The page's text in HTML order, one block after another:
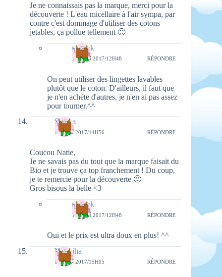
Je ne connaissais pas la marque, merci pour la
découverte ! L'eau micellaire à l'air sympa, par
contre c'est dommage d'utiliser des cotons
jetables, ça pollue tellement 🙁
natieak
18 JUIN 2017/12H48 RÉPONDRE
On peut utiliser des lingettes lavables
plutôt que le coton. D'ailleurs, il faut que
je n'en achète d'autres, je n'en ai pas assez
pour tourner.^^
Serena
16 JUIN 2017/14H56 RÉPONDRE
Coucou Natie,
Je ne savais pas du tout que la marque faisait du
Bio et je trouve ça top franchement ! Du coup,
je te remercie pour la découverte 🙂
Gros bisous la belle <3
natieak
18 JUIN 2017/12H48 RÉPONDRE
Oui et le prix est ultra doux en plus! ^^
Ngouiha
16 JUIN 2017/15H05 RÉPONDRE